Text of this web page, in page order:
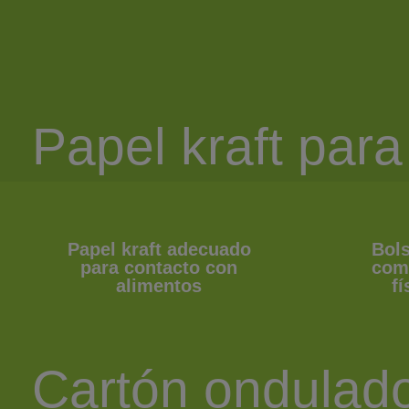
Papel kraft
Papel kraft adecuado
para contacto con
alimentos
Cartón